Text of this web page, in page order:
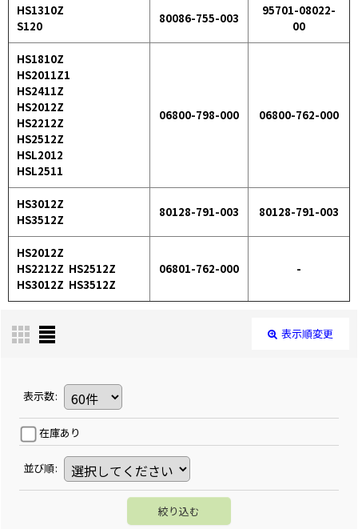
HS1310Z
S120
80086-755-003
95701-08022-
00
HS1810Z
HS2011Z1
HS2411Z
HS2012Z
HS2212Z
HS2512Z
HSL2012
HSL2511
06800-798-000 06800-762-000
HS3012Z
HS3512Z
80128-791-003 80128-791-003
HS2012Z
HS2212Z HS2512Z
HS3012Z HS3512Z
06801-762-000 -
表示順変更
表示数:
在庫あり
並び順:
絞り込む